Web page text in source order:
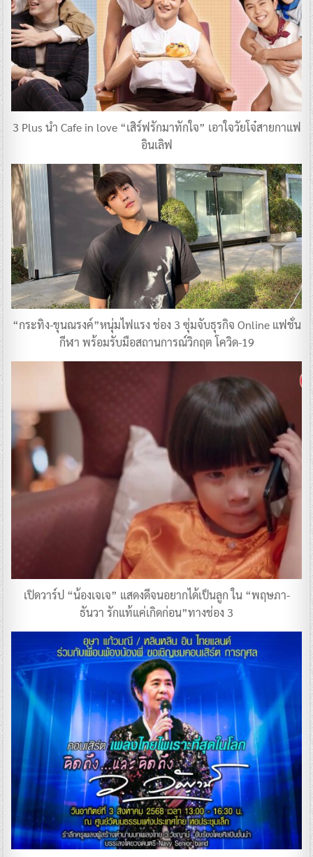
3 Plus นำ Cafe in love “เสิร์ฟรักมาทักใจ” เอาใจวัยโจ๋สายกาแฟ
อินเลิฟ
“กระทิง-ขุนณรงค์”หนุ่มไฟแรง ช่อง 3 ซุ่มจับธุรกิจ Online แฟชั่น
กีฬา พร้อมรับมือสถานการณ์วิกฤต โควิด-19
เปิดวาร์ป “น้องเจเจ” แสดงดีจนอยากได้เป็นลูก ใน “พฤษภา-
ธันวา รักแท้แค่เกิดก่อน”ทางช่อง 3